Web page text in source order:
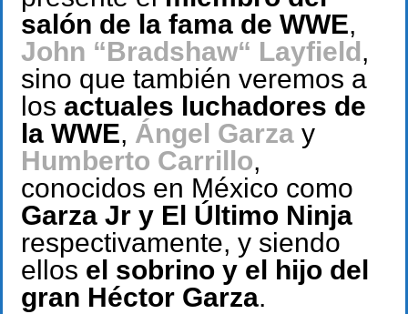
salón de la fama de WWE,
John “Bradshaw“ Layfield ,
sino que también veremos a
los actuales luchadores de
la WWE, Ángel Garza y
Humberto Carrillo,
conocidos en México como
Garza Jr y El Último Ninja
respectivamente, y siendo
ellos el sobrino y el hijo del
gran Héctor Garza.